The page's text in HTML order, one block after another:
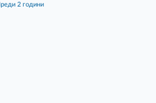
преди 2 години